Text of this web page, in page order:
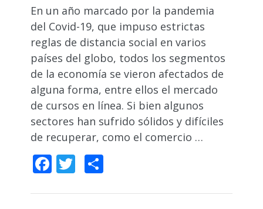
En un año marcado por la pandemia
del Covid-19, que impuso estrictas
reglas de distancia social en varios
países del globo, todos los segmentos
de la economía se vieron afectados de
alguna forma, entre ellos el mercado
de cursos en línea. Si bien algunos
sectores han sufrido sólidos y difíciles
de recuperar, como el comercio …
Facebook
Twitter